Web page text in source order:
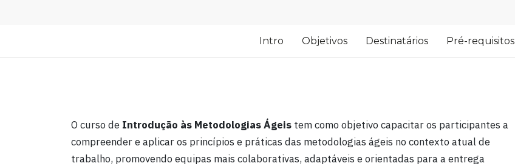
Intro Objetivos Destinatários Pré-requisitos
O curso de Introdução às Metodologias Ágeis tem como objetivo capacitar os participantes a
compreender e aplicar os princípios e práticas das metodologias ágeis no contexto atual de
trabalho, promovendo equipas mais colaborativas, adaptáveis e orientadas para a entrega